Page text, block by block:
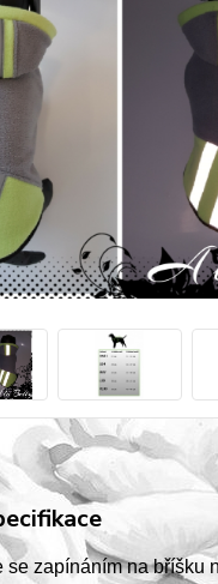
se zapínáním na bříšku